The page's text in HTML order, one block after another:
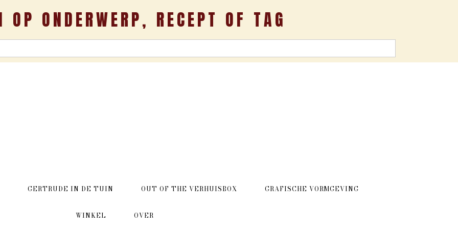
OP ONDERWERP, RECEPT OF TAG
GERTRUDE IN DE TUIN OUT OF THE VERHUISBOX GRAFISCHE VORMGEVING
WINKEL OVER